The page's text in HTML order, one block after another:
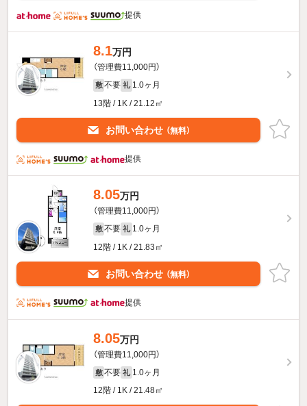
提供
8.1万円
（管理費11,000円）
敷 不要 礼 1.0ヶ月
13階 / 1K / 21.12㎡
お問い合わせ （無料）
提供
8.05万円
（管理費11,000円）
敷 不要 礼 1.0ヶ月
12階 / 1K / 21.83㎡
お問い合わせ （無料）
提供
8.05万円
（管理費11,000円）
敷 不要 礼 1.0ヶ月
12階 / 1K / 21.48㎡